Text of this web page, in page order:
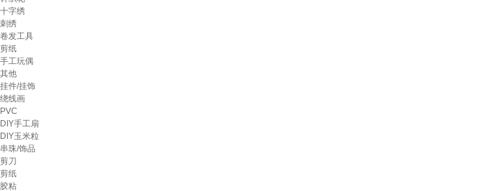
十字绣
刺绣
卷发工具
剪纸
手工玩偶
其他
挂件/挂饰
绕线画
PVC
DIY手工扇
DIY玉米粒
串珠/饰品
剪刀
剪纸
胶粘